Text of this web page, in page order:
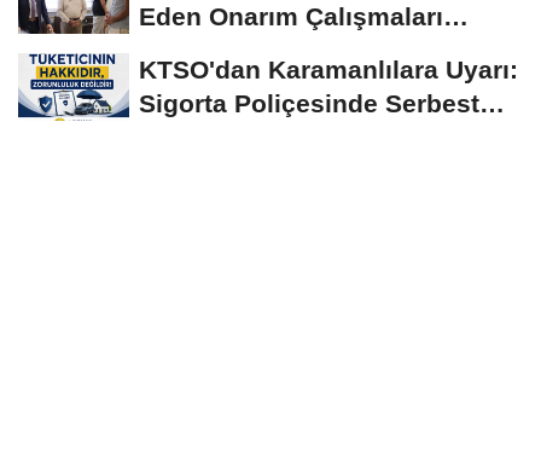
Eden Onarım Çalışmaları
KTSO'dan Karamanlılara Uyarı:
Sigorta Poliçesinde Serbest